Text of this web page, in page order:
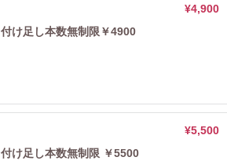
¥4,900
け足し本数無制限￥4900
¥5,500
け足し本数無制限 ￥5500